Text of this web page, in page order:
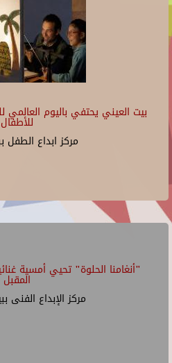
بيت العيني يحتفي باليوم العالمي
للأطفال
مركز ابداع الطفل
"أنغامنا الحلوة" تحيي أمسية
المقبل
مركز الإبداع الفنى